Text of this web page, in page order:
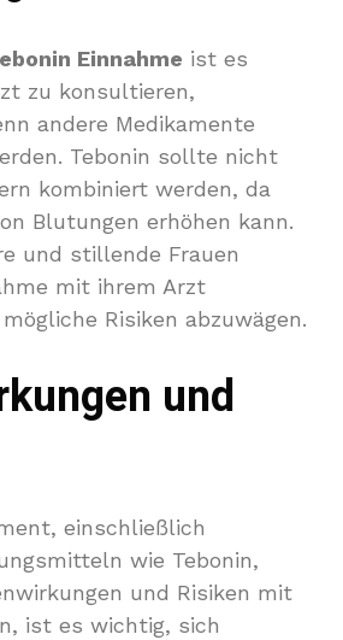
Einnahme ist es
zu konsultieren,
andere Medikamente
Tebonin sollte nicht
kombiniert werden, da
Blutungen erhöhen kann.
und stillende Frauen
mit ihrem Arzt
Risiken abzuwägen.
und
einschließlich
wie Tebonin,
und Risiken mit
ist es wichtig, sich